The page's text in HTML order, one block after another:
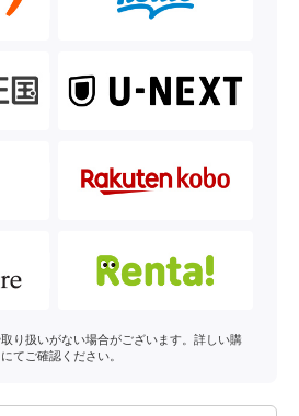
り扱いがない場合がございます。詳しい購
てご確認ください。